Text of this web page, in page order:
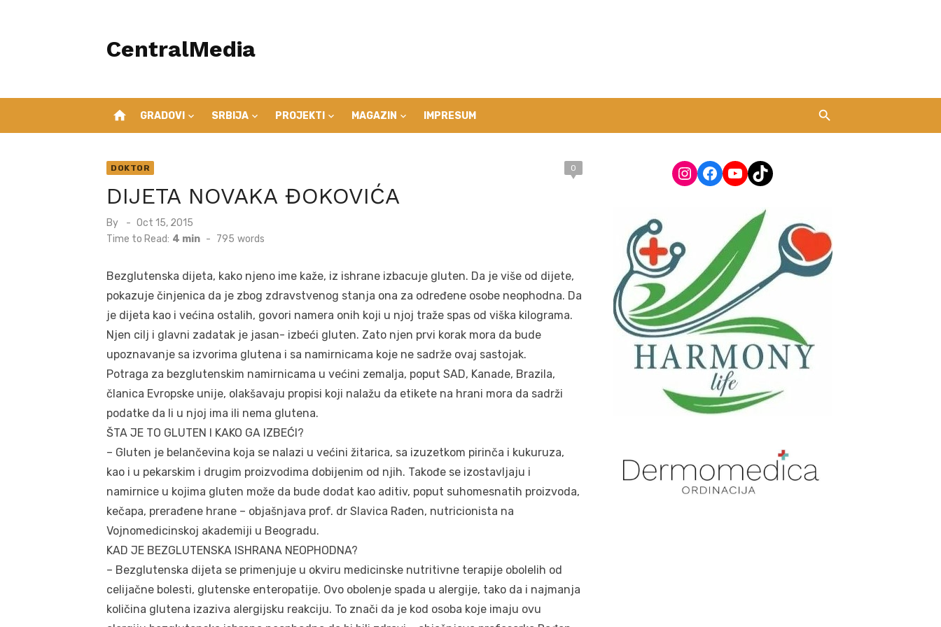
CentralMedia
home GRADOVI SRBIJA PROJEKTI MAGAZIN IMPRESUM
DOKTOR 0
DIJETA NOVAKA ĐOKOVIĆA
By
Posted
on
Oct 15, 2015
Time to Read: 4 min - 795 words
Bezglutenska dijeta, kako njeno ime kaže, iz ishrane izbacuje gluten. Da je više od dijete,
pokazuje činjenica da je zbog zdravstvenog stanja ona za određene osobe neophodna. Da
je dijeta kao i većina ostalih, govori namera onih koji u njoj traže spas od viška kilograma.
Njen cilj i glavni zadatak je jasan- izbeći gluten. Zato njen prvi korak mora da bude
upoznavanje sa izvorima glutena i sa namirnicama koje ne sadrže ovaj sastojak.
Potraga za bezglutenskim namirnicama u većini zemalja, poput SAD, Kanade, Brazila,
članica Evropske unije, olakšavaju propisi koji nalažu da etikete na hrani mora da sadrži
podatke da li u njoj ima ili nema glutena.
ŠTA JE TO GLUTEN I KAKO GA IZBEĆI?
– Gluten je belančevina koja se nalazi u većini žitarica, sa izuzetkom pirinča i kukuruza,
kao i u pekarskim i drugim proizvodima dobijenim od njih. Takođe se izostavljaju i
namirnice u kojima gluten može da bude dodat kao aditiv, poput suhomesnatih proizvoda,
kečapa, prerađene hrane – objašnjava prof. dr Slavica Rađen, nutricionista na
Vojnomedicinskoj akademiji u Beogradu.
KAD JE BEZGLUTENSKA ISHRANA NEOPHODNA?
– Bezglutenska dijeta se primenjuje u okviru medicinske nutritivne terapije obolelih od
celijačne bolesti, glutenske enteropatije. Ovo obolenje spada u alergije, tako da i najmanja
količina glutena izaziva alergijsku reakciju. To znači da je kod osoba koje imaju ovu
Instagram
Facebook
YouTube
TikTok